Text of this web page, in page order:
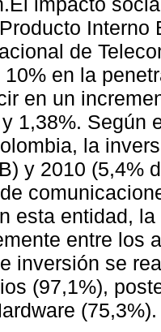
Interno
de
en la
en un
1,38%. Según
la
y 2010 (5,4%
esta entidad,
entre los
inversión se
(97,1%),
(75,3%).